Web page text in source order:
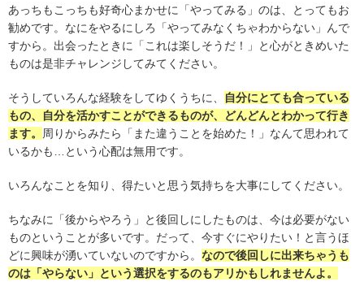
あっちもこっちも好奇心まかせに「やってみる」のは、とってもお
勧めです。なにをやるにしろ「やってみなくちゃわからない」んで
すから。出会ったときに「これは楽しそうだ！」と心がときめいた
ものは是非チャレンジしてみてください。
そうしていろんな経験をしてゆくうちに、
自分にとても合っている
もの、自分を活かすことができるものが、どんどんとわかって行き
ます。
周りからみたら「また違うことを始めた！」なんて思われて
いるかも…という心配は無用です。
いろんなことを知り、得たいと思う気持ちを大事にしてください。
ちなみに「後からやろう」と後回しにしたものは、今は必要がない
ものということが多いです。だって、今すぐにやりたい！と言うほ
どに興味が湧いていないのですから。 なので後回しに出来ちゃうも
のは「やらない」という選択をするのもアリかもしれませんよ。